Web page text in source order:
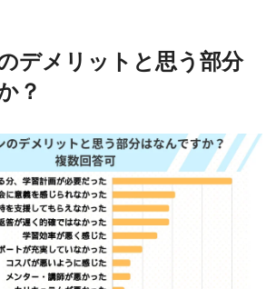
デメリットと思う部分
？